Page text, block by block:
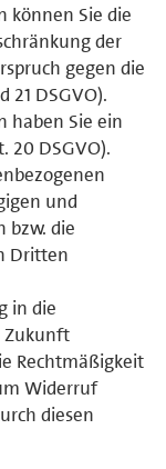
können Sie die
der
gegen die
21 DSGVO).
haben Sie ein
20 DSGVO).
und
bzw. die
Dritten
in die
Zukunft
Rechtmäßigkeit
Widerruf
diesen